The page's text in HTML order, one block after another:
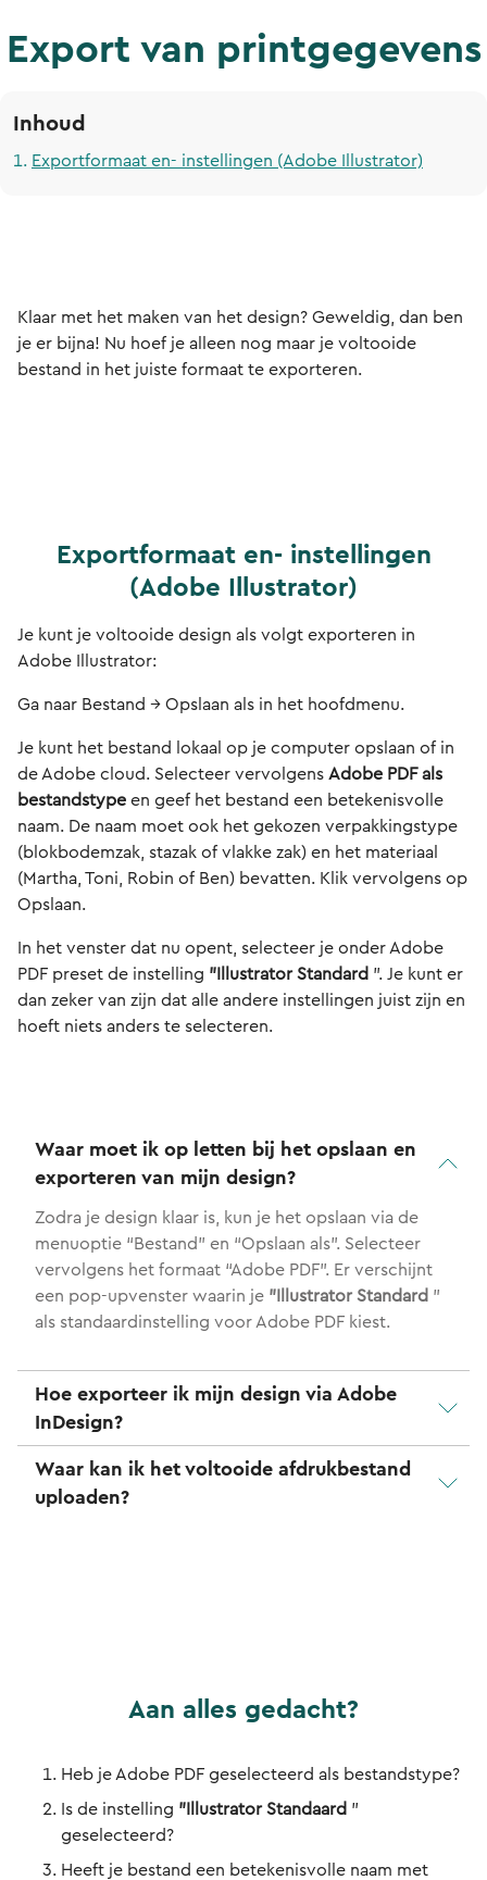
Export van printgegevens
Inhoud
Exportformaat en- instellingen (Adobe Illustrator)
Klaar met het maken van het design? Geweldig, dan ben
je er bijna! Nu hoef je alleen nog maar je voltooide
bestand in het juiste formaat te exporteren.
Exportformaat en- instellingen
(Adobe Illustrator)
Je kunt je voltooide design als volgt exporteren in
Adobe Illustrator:
Ga naar Bestand → Opslaan als in het hoofdmenu.
Je kunt het bestand lokaal op je computer opslaan of in
de Adobe cloud. Selecteer vervolgens Adobe PDF als
bestandstype en geef het bestand een betekenisvolle
naam. De naam moet ook het gekozen verpakkingstype
(blokbodemzak, stazak of vlakke zak) en het materiaal
(Martha, Toni, Robin of Ben) bevatten. Klik vervolgens op
Opslaan.
In het venster dat nu opent, selecteer je onder Adobe
PDF preset de instelling "Illustrator Standard ”. Je kunt er
dan zeker van zijn dat alle andere instellingen juist zijn en
hoeft niets anders te selecteren.
Waar moet ik op letten bij het opslaan en
exporteren van mijn design?
Zodra je design klaar is, kun je het opslaan via de
menuoptie “Bestand” en “Opslaan als”. Selecteer
vervolgens het formaat “Adobe PDF”. Er verschijnt
een pop-upvenster waarin je "Illustrator Standard ”
als standaardinstelling voor Adobe PDF kiest.
Hoe exporteer ik mijn design via Adobe
InDesign?
Waar kan ik het voltooide afdrukbestand
uploaden?
Aan alles gedacht?
Heb je Adobe PDF geselecteerd als bestandstype?
Is de instelling "Illustrator Standaard ”
geselecteerd?
Heeft je bestand een betekenisvolle naam met